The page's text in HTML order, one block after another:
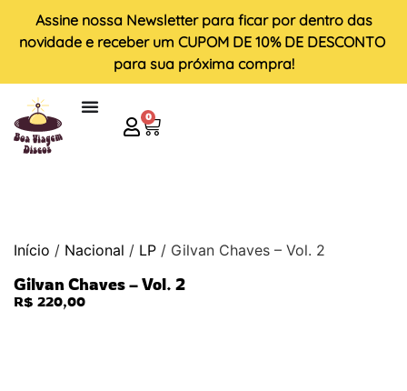
Assine nossa Newsletter para ficar por dentro das
novidade e receber um CUPOM DE 10% DE DESCONTO
para sua próxima compra!
0
Início / Nacional / LP / Gilvan Chaves – Vol. 2
Gilvan Chaves – Vol. 2
R$ 220,00